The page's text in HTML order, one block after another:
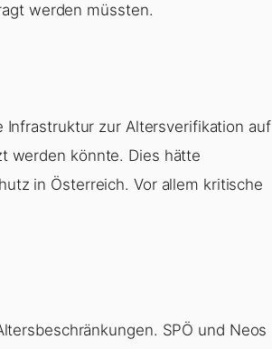
werden müssten.
Infrastruktur zur Altersverifikation auf
werden könnte. Dies hätte
in Österreich. Vor allem kritische
SPÖ und Neos